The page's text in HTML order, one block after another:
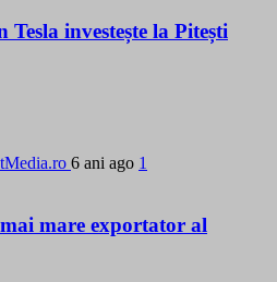
investește la Pitești
6 ani ago 1
mare exportator al